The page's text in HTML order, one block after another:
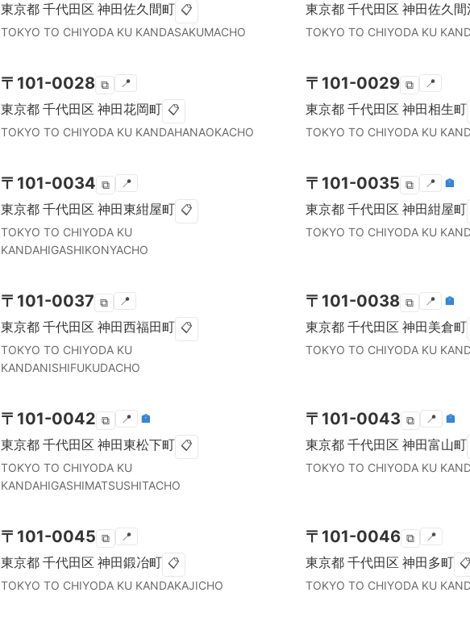
東京都 千代田区 神田佐久間町 📋
TOKYO TO CHIYODA KU KANDASAKUMACHO
東京都 千代田区 神田佐久間
TOKYO TO CHIYODA KU
〒 101-0028 ⧉ 📍
東京都 千代田区 神田花岡町 📋
TOKYO TO CHIYODA KU KANDAHANAOKACHO
〒 101-0029 ⧉ 📍
東京都 千代田区 神田相生町
TOKYO TO CHIYODA KU
〒 101-0034 ⧉ 📍
東京都 千代田区 神田東紺屋町 📋
TOKYO TO CHIYODA KU
KANDAHIGASHIKONYACHO
〒 101-0035 ⧉ 📍 🏣
東京都 千代田区 神田紺屋町
TOKYO TO CHIYODA KU
〒 101-0037 ⧉ 📍
東京都 千代田区 神田西福田町 📋
TOKYO TO CHIYODA KU
KANDANISHIFUKUDACHO
〒 101-0038 ⧉ 📍 🏣
東京都 千代田区 神田美倉町
TOKYO TO CHIYODA KU
〒 101-0042 ⧉ 📍 🏣
東京都 千代田区 神田東松下町 📋
TOKYO TO CHIYODA KU
KANDAHIGASHIMATSUSHITACHO
〒 101-0043 ⧉ 📍 🏣
東京都 千代田区 神田富山町
TOKYO TO CHIYODA KU
〒 101-0045 ⧉ 📍
東京都 千代田区 神田鍛冶町 📋
TOKYO TO CHIYODA KU KANDAKAJICHO
〒 101-0046 ⧉ 📍
東京都 千代田区 神田多町 📋
TOKYO TO CHIYODA KU